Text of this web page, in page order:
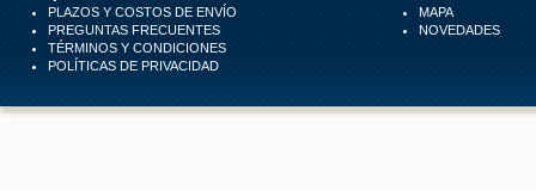
PLAZOS Y COSTOS DE ENVÍO
PREGUNTAS FRECUENTES
TÉRMINOS Y CONDICIONES
POLÍTICAS DE PRIVACIDAD
MAPA
NOVEDADES